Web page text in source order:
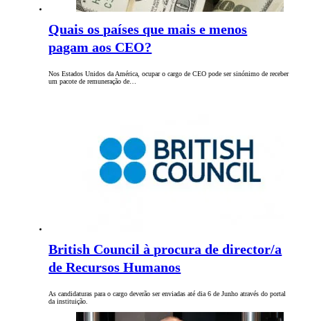
Quais os países que mais e menos
pagam aos CEO?
Nos Estados Unidos da América, ocupar o cargo de CEO pode ser sinónimo de receber
um pacote de remuneração de…
British Council à procura de director/a
de Recursos Humanos
As candidaturas para o cargo deverão ser enviadas até dia 6 de Junho através do portal
da instituição.